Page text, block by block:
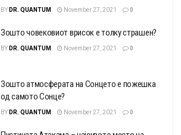
BY DR. QUANTUM November 27, 2021 0
Зошто човековиот врисок е толку страшен?
BY DR. QUANTUM November 27, 2021 0
Зошто атмосферата на Сонцето е пожешка
од самото Сонце?
BY DR. QUANTUM November 27, 2021 0